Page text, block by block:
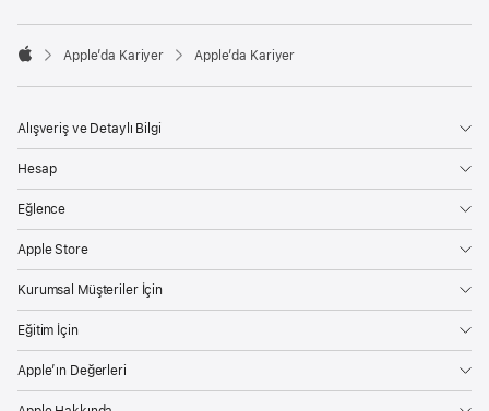

Apple’da Kariyer Apple’da Kariyer
Alışveriş ve Detaylı Bilgi
Hesap
Eğlence
Apple Store
Kurumsal Müşteriler İçin
Eğitim İçin
Apple’ın Değerleri